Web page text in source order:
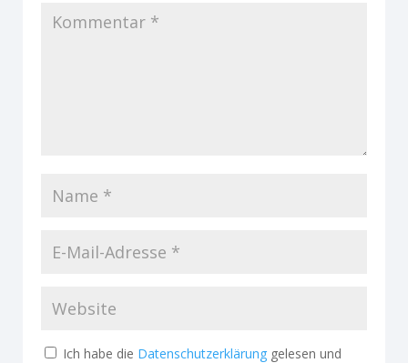
Ich habe die Datenschutzerklärung gelesen und